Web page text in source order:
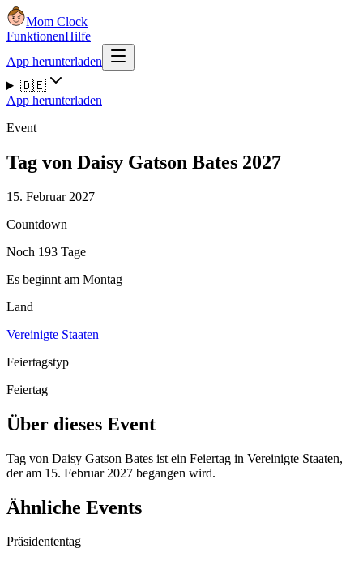
Mom Clock
FunktionenHilfe
App herunterladen
🇩🇪
App herunterladen
Event
Tag von Daisy Gatson Bates 2027
15. Februar 2027
Countdown
Noch 193 Tage
Es beginnt am Montag
Land
Vereinigte Staaten
Feiertagstyp
Feiertag
Über dieses Event
Tag von Daisy Gatson Bates ist ein Feiertag in Vereinigte Staaten,
der am 15. Februar 2027 begangen wird.
Ähnliche Events
Präsidententag